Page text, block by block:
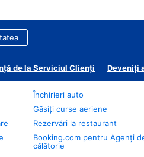
de la Serviciul Clienți Deveniţi
Închirieri auto
Găsiți curse aeriene
Rezervări la restaurant
Booking.com pentru Agenți
călătorie